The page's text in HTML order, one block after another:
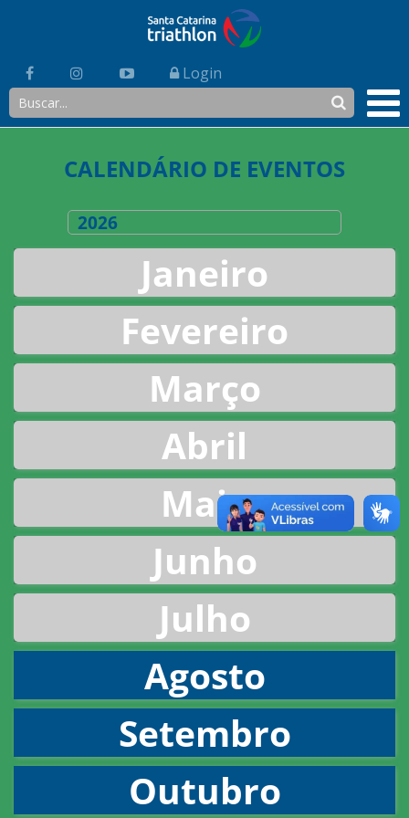
Login
CALENDÁRIO DE EVENTOS
2026
Janeiro
Fevereiro
Março
Abril
Maio
Junho
Julho
Agosto
Setembro
Outubro